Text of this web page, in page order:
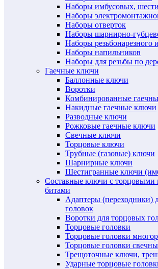
Наборы имбусовых,
Наборы
Наборы отверток
Наборы шарнирно-
Наборы резьбонарезного
Наборы напильников
Наборы для резьбы по
Гаечные ключи
Баллонные ключи
Воротки
Комбинированные
Накидные гаечные ключи
Разводные ключи
Рожковые гаечные ключи
Свечные ключи
Торцовые ключи
Трубные (газовые) ключи
Шарнирные ключи
Шестигранные ключи
Составные ключи с торцовыми
битами
Адаптеры (переходники)
головок
Воротки для торцовых
Торцовые головки
Торцовые головки
Торцовые головки
Трещоточные ключи,
Ударные торцовые